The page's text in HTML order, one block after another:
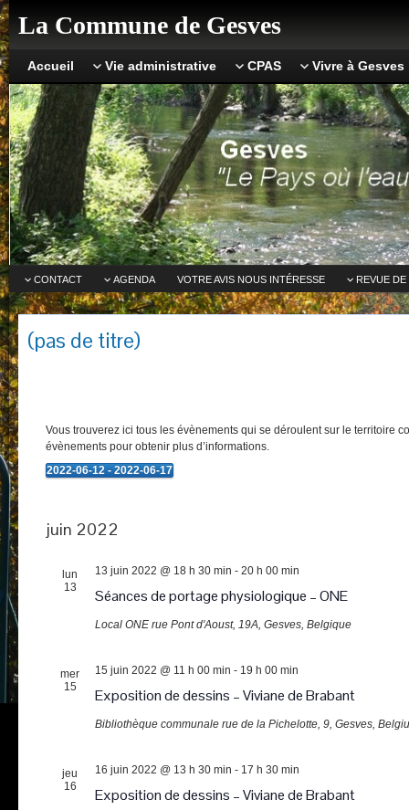
La Commune de Gesves
Accueil Vie administrative CPAS Vivre à Gesves
CONTACT AGENDA VOTRE AVIS NOUS INTÉRESSE REVUE DE
(pas de titre)
Vous trouverez ici tous les évènements qui se déroulent sur le territoire
évènements pour obtenir plus d’informations.
Évènements
2022-06-12 - 2022-06-17
juin 2022
lun
13
Séances de portage physiologique – ONE
13 juin 2022 @ 18 h 30 min - 20 h 00 min
Local ONE rue Pont d'Aoust, 19A, Gesves, Belgique
mer
15
Exposition de dessins – Viviane de Brabant
15 juin 2022 @ 11 h 00 min - 19 h 00 min
Bibliothèque communale rue de la Pichelotte, 9, Gesves,
jeu
16
Exposition de dessins – Viviane de Brabant
16 juin 2022 @ 13 h 30 min - 17 h 30 min